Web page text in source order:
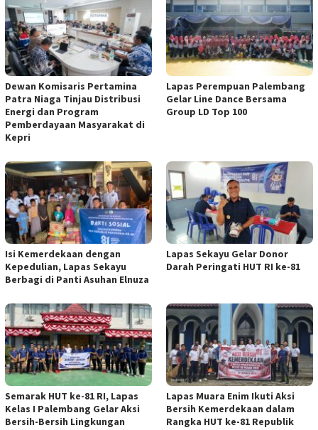
Dewan Komisaris Pertamina
Patra Niaga Tinjau Distribusi
Energi dan Program
Pemberdayaan Masyarakat di
Kepri
Lapas Perempuan Palembang
Gelar Line Dance Bersama
Group LD Top 100
Isi Kemerdekaan dengan
Kepedulian, Lapas Sekayu
Berbagi di Panti Asuhan Elnuza
Lapas Sekayu Gelar Donor
Darah Peringati HUT RI ke-81
Semarak HUT ke-81 RI, Lapas
Kelas I Palembang Gelar Aksi
Bersih-Bersih Lingkungan
Lapas Muara Enim Ikuti Aksi
Bersih Kemerdekaan dalam
Rangka HUT ke-81 Republik